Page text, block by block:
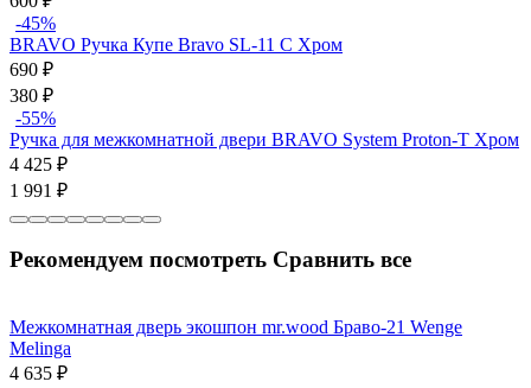
-45%
BRAVO Ручка Купе Bravo SL-11 C Хром
690 ₽
380 ₽
-55%
Ручка для межкомнатной двери BRAVO System Proton-T Хром
4 425 ₽
1 991 ₽
Рекомендуем посмотреть Сравнить все
Межкомнатная дверь экошпон mr.wood Браво-21 Wenge
Melinga
4 635 ₽